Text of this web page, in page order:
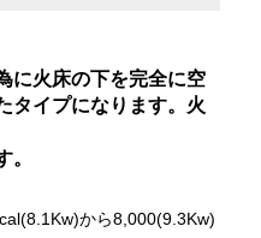
に火床の下を完全に空
タイプになります。火
。
から8,000(9.3Kw)